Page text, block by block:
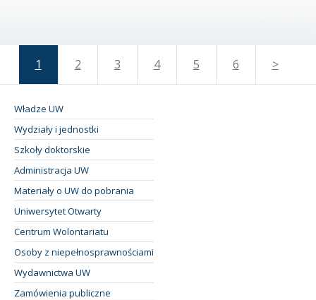
1 2 3 4 5 6 >
Władze UW
Wydziały i jednostki
Szkoły doktorskie
Administracja UW
Materiały o UW do pobrania
Uniwersytet Otwarty
Centrum Wolontariatu
Osoby z niepełnosprawnościami
Wydawnictwa UW
Zamówienia publiczne